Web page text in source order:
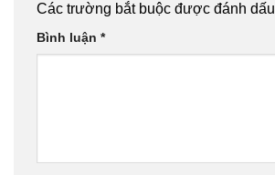
Các trường bắt buộc được đánh dấu
Bình luận *